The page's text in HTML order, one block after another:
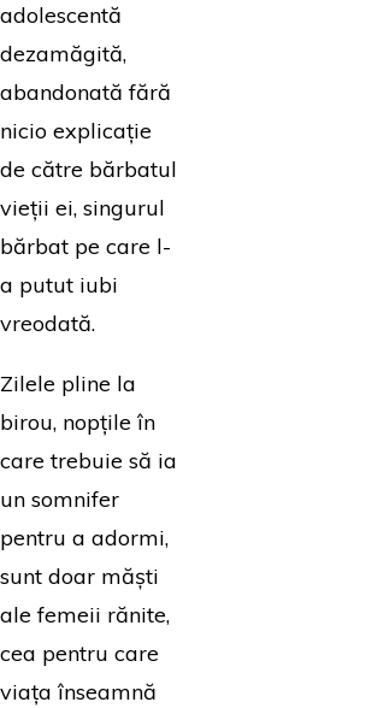
adolescentă
dezamăgită,
abandonată fără
nicio explicație
de către bărbatul
vieții ei, singurul
bărbat pe care l-
a putut iubi
vreodată.
Zilele pline la
birou, nopțile în
care trebuie să ia
un somnifer
pentru a adormi,
sunt doar măști
ale femeii rănite,
cea pentru care
viața înseamnă